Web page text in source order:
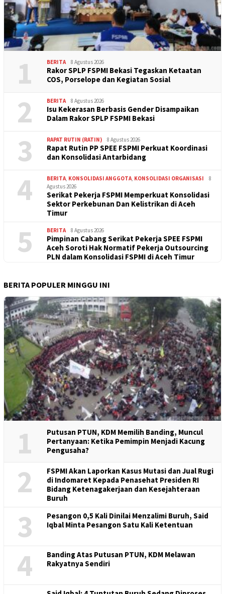
1 BERITA 8 Agustus 2026
Rakor SPLP FSPMI Bekasi Tegaskan Ketaatan
COS, Porselope dan Kegiatan Sosial
2 BERITA 8 Agustus 2026
Isu Kekerasan Berbasis Gender Disampaikan
Dalam Rakor SPLP FSPMI Bekasi
3 RAPAT RUTIN (RATIN) 8 Agustus 2026
Rapat Rutin PP SPEE FSPMI Perkuat Koordinasi
dan Konsolidasi Antarbidang
4 BERITA KONSOLIDASI ANGGOTA KONSOLIDASI ORGANISASI
8
Agustus 2026
Serikat Pekerja FSPMI Memperkuat Konsolidasi
Sektor Perkebunan Dan Kelistrikan di Aceh
Timur
5 BERITA 8 Agustus 2026
Pimpinan Cabang Serikat Pekerja SPEE FSPMI
Aceh Soroti Hak Normatif Pekerja Outsourcing
PLN dalam Konsolidasi FSPMI di Aceh Timur
BERITA POPULER MINGGU INI
1
Putusan PTUN, KDM Memilih Banding, Muncul
Pertanyaan: Ketika Pemimpin Menjadi Kacung
Pengusaha?
2
FSPMI Akan Laporkan Kasus Mutasi dan Jual Rugi
di Indomaret Kepada Penasehat Presiden RI
Bidang Ketenagakerjaan dan Kesejahteraan
Buruh
3
Pesangon 0,5 Kali Dinilai Menzalimi Buruh, Said
Iqbal Minta Pesangon Satu Kali Ketentuan
4
Banding Atas Putusan PTUN, KDM Melawan
Rakyatnya Sendiri